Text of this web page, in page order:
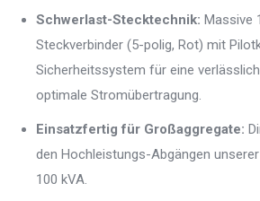
Schwerlast-Stecktechnik: Massive
Steckverbinder (5-polig, Rot) mit
Sicherheitssystem für eine
optimale Stromübertragung.
Einsatzfertig für Großaggregate:
den Hochleistungs-Abgängen
100 kVA.